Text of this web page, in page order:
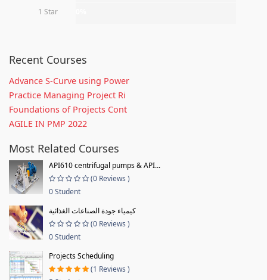
1 Star
Recent Courses
Advance S-Curve using Power
Practice Managing Project Ri
Foundations of Projects Cont
AGILE IN PMP 2022
Most Related Courses
API610 centrifugal pumps & API...
(0 Reviews )
0 Student
كيمياء جودة الصناعات الغذائية
(0 Reviews )
0 Student
Projects Scheduling
(1 Reviews )